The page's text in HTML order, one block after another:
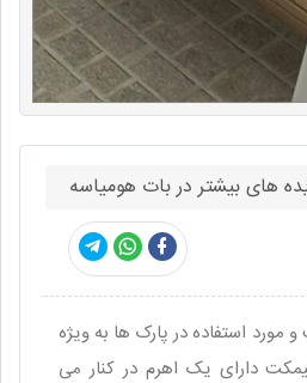
های بیشتر در بات هومیاسه
استفاده در پارک ها به ویژه
دارای یک اهرم در کنار می